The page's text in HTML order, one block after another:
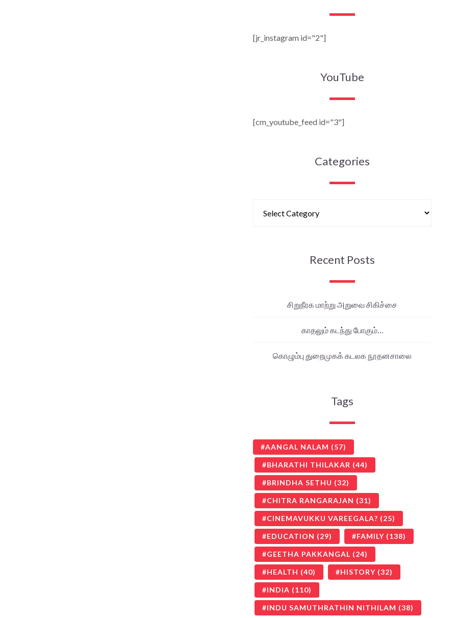
[jr_instagram id="2"]
YouTube
[cm_youtube_feed id="3"]
Categories
Recent Posts
சிறுநீரக மாற்று அறுவை சிகிச்சை
காதலும் கடந்து போகும்…
கொழும்பு துறைமுகக் கடலக நூதனசாலை
Tags
AANGAL NALAM (57)
BHARATHI THILAKAR (44)
BRINDHA SETHU (32)
CHITRA RANGARAJAN (31)
CINEMAVUKKU VAREEGALA? (25)
EDUCATION (29) FAMILY (138)
GEETHA PAKKANGAL (24)
HEALTH (40) HISTORY (32)
INDIA (110)
INDU SAMUTHRATHIN NITHILAM (38)